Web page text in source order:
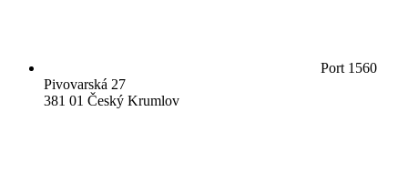
Port 1560
Pivovarská 27
381 01 Český Krumlov